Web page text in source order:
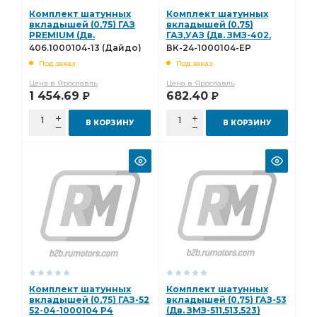
полукольцо упорного подшипника
Комплект шатунных вкладышей 0,50
шатунных вкладышей 0,50 вкладышей 1,50
ТУРБОКОМ ТКР-9-12 снят с пр-ва
Комплект коренных вкладышей 1,25
коренных вкладышей 1,25 ЗИЛ-130,508,509 дв.
Комплект коренных вкладышей 1,00
коренных вкладышей 1,00 Домкрат гидравлический
Домкрат гидравлический бутылочные
Домкрат гидравлический бутылочные "БелАК"
гидравлический бутылочные
бутылочные "БелАК" Диск сцепления
вкладышей 0,05 Насос водяной
Комплект шатунных
вкладышей (0,75) ГАЗ
PREMIUM (Дв.
ЗМЗ-406,405,409)
406.1000104-13 (Дайдо)
Под заказ
Цена в Ярославль
1 454.69 Р
В КОРЗИНУ
Комплект шатунных
вкладышей (0,75)
ГАЗ,УАЗ (Дв. ЗМЗ-402,
УМЗ-421) ВК-24-1000104-
ВК-24-1000104-ЕР
Под заказ
Цена в Ярославль
682.40 Р
В КОРЗИНУ
Комплект шатунных
вкладышей (0,75) ГАЗ-52
52-04-1000104 Р4
Комплект шатунных
вкладышей (0,75) ГАЗ-53
(Дв. ЗМЗ-511,513,523)